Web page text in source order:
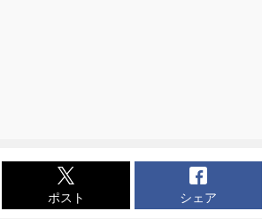
ポスト シェア